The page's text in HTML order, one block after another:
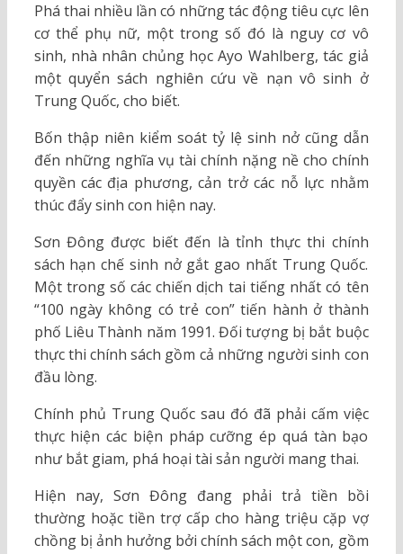
Phá thai nhiều lần có những tác động tiêu cực lên
cơ thể phụ nữ, một trong số đó là nguy cơ vô
sinh, nhà nhân chủng học Ayo Wahlberg, tác giả
một quyển sách nghiên cứu về nạn vô sinh ở
Trung Quốc, cho biết.
Bốn thập niên kiểm soát tỷ lệ sinh nở cũng dẫn
đến những nghĩa vụ tài chính nặng nề cho chính
quyền các địa phương, cản trở các nỗ lực nhằm
thúc đẩy sinh con hiện nay.
Sơn Đông được biết đến là tỉnh thực thi chính
sách hạn chế sinh nở gắt gao nhất Trung Quốc.
Một trong số các chiến dịch tai tiếng nhất có tên
“100 ngày không có trẻ con” tiến hành ở thành
phố Liêu Thành năm 1991. Đối tượng bị bắt buộc
thực thi chính sách gồm cả những người sinh con
đầu lòng.
Chính phủ Trung Quốc sau đó đã phải cấm việc
thực hiện các biện pháp cưỡng ép quá tàn bạo
như bắt giam, phá hoại tài sản người mang thai.
Hiện nay, Sơn Đông đang phải trả tiền bồi
thường hoặc tiền trợ cấp cho hàng triệu cặp vợ
chồng bị ảnh hưởng bởi chính sách một con, gồm